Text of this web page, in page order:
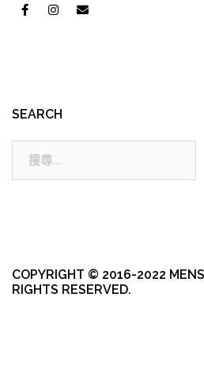
SEARCH
COPYRIGHT © 2016-2022
RIGHTS RESERVED.